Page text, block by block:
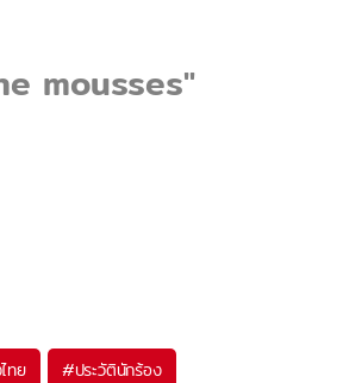
mousses"
ทย #ประวัตินักร้อง